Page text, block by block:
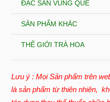
ĐẶC SẢN VÙNG QUÊ
SẢN PHẨM KHÁC
THẾ GIỚI TRÀ HOA
Lưu ý : Mọi Sản phẩm trên
là sản phẩm từ thiên nhiên,